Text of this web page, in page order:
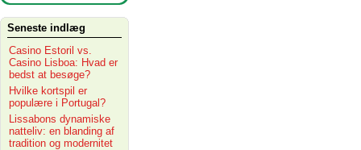
Seneste indlæg
Casino Estoril vs.
Casino Lisboa: Hvad er
bedst at besøge?
Hvilke kortspil er
populære i Portugal?
Lissabons dynamiske
natteliv: en blanding af
tradition og modernitet